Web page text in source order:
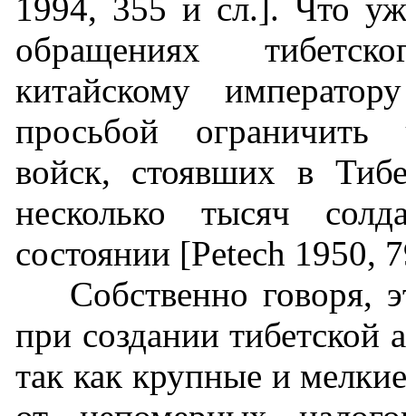
1994, 355 и сл.]. Что
обращениях
китайскому
просьбой ограничить
войск, стоявших в
несколько тысяч
состоянии [Petech 1950,
Собственно говоря,
при создании
так как крупные и